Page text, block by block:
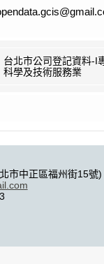
台北市公司登記資料-I
科學及技術服務業
市中正區福州街15號)